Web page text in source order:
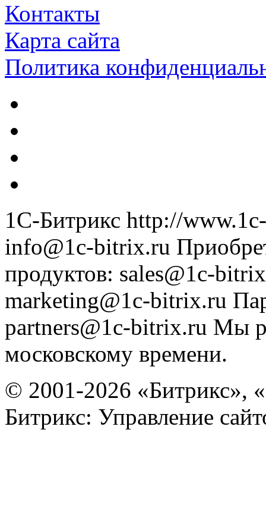
Контакты
Карта сайта
Политика
1С-Битрикс http://
info@1c-bitrix.ru
продуктов: sales@1c-
marketing@1c-bitrix.ru
partners@1c-bitrix.ru Мы
московскому времени.
© 2001-2026 «Битрикс»,
Битрикс: Управление